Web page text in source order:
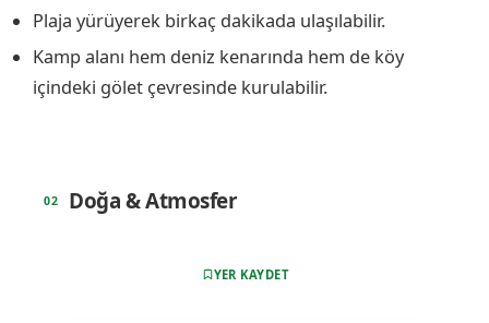
Plaja yürüyerek birkaç dakikada ulaşılabilir.
Kamp alanı hem deniz kenarında hem de köy
içindeki gölet çevresinde kurulabilir.
Doğa & Atmosfer
YER KAYDET